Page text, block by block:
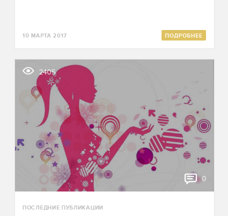
ПОДРОБНЕЕ
10 МАРТА 2017
2405
0
ПОСЛЕДНИЕ ПУБЛИКАЦИИ